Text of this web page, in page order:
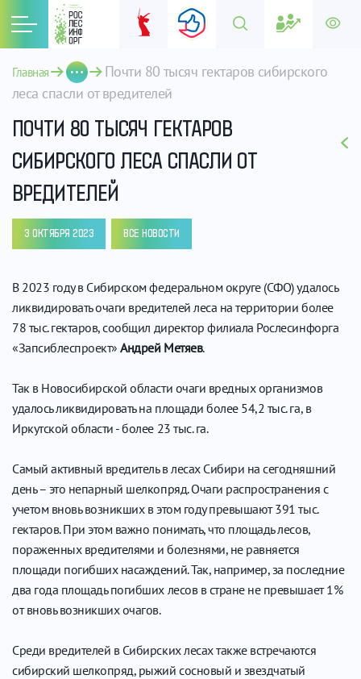
Главная
Почти 80 тысяч гектаров сибирского
леса спасли от вредителей
ПОЧТИ 80 ТЫСЯЧ ГЕКТАРОВ
СИБИРСКОГО ЛЕСА СПАСЛИ ОТ
ВРЕДИТЕЛЕЙ
3 ОКТЯБРЯ 2023 ВСЕ НОВОСТИ
В 2023 году в Сибирском федеральном округе (СФО) удалось
ликвидировать очаги вредителей леса на территории более
78 тыс. гектаров, сообщил директор филиала Рослесинфорга
«Запсиблеспроект»Андрей Метяев.
Так в Новосибирской области очаги вредных организмов
удалось ликвидировать на площади более 54,2 тыс. га, в
Иркутской области - более 23 тыс. га.
Самый активный вредитель в лесах Сибири на сегодняшний
день – это непарный шелкопряд. Очаги распространения с
учетом вновь возникших в этом году превышают 391 тыс.
гектаров. При этом важно понимать, что площадь лесов,
пораженных вредителями и болезнями, не равняется
площади погибших насаждений. Так, например, за последние
два года площадь погибших лесов в стране не превышает 1%
от вновь возникших очагов.
Среди вредителей в Сибирских лесах также встречаются
сибирский шелкопряд, рыжий сосновый и звездчатый